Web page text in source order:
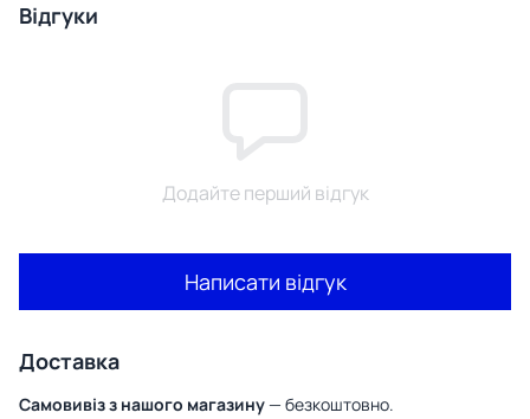
Відгуки
Додайте перший відгук
Написати відгук
Доставка
Самовивіз з нашого магазину— безкоштовно.